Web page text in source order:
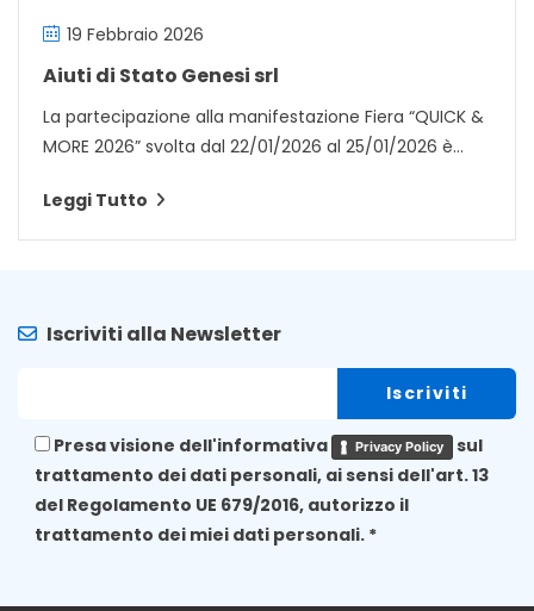
19 Febbraio 2026
Aiuti di Stato Genesi srl
La partecipazione alla manifestazione Fiera “QUICK &
MORE 2026” svolta dal 22/01/2026 al 25/01/2026 è...
Leggi Tutto
Iscriviti alla Newsletter
Presa visione dell'informativa Privacy Policy
sul
trattamento dei dati personali, ai sensi dell'art. 13
del Regolamento UE 679/2016, autorizzo il
trattamento dei miei dati personali. *